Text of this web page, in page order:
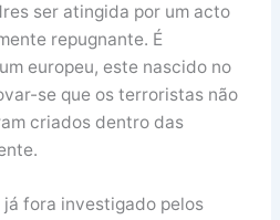
ser atingida por um acto
repugnante. É
europeu, este nascido no
se que os terroristas não
criados dentro das
fora investigado pelos